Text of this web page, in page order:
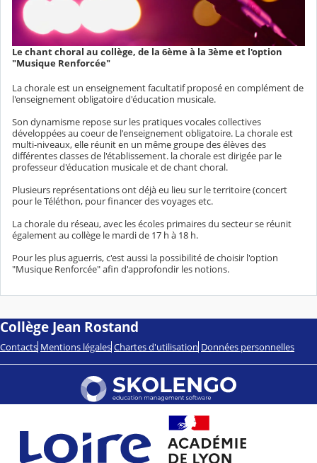
Le chant choral au collège, de la 6ème à la 3ème et l'option
"Musique Renforcée"
La chorale est un enseignement facultatif proposé en complément de
l'enseignement obligatoire d'éducation musicale.
Son dynamisme repose sur les pratiques vocales collectives
développées au coeur de l'enseignement obligatoire. La chorale est
multi-niveaux, elle réunit en un même groupe des élèves des
différentes classes de l'établissement. la chorale est dirigée par le
professeur d'éducation musicale et de chant choral.
Plusieurs représentations ont déjà eu lieu sur le territoire (concert
pour le Téléthon, pour financer des voyages etc.
La chorale du réseau, avec les écoles primaires du secteur se réunit
également au collège le mardi de 17 h à 18 h.
Pour les plus aguerris, c'est aussi la possibilité de choisir l'option
"Musique Renforcée" afin d'approfondir les notions.
Collège Jean Rostand
Contacts Mentions légales Chartes d'utilisation Données personnelles